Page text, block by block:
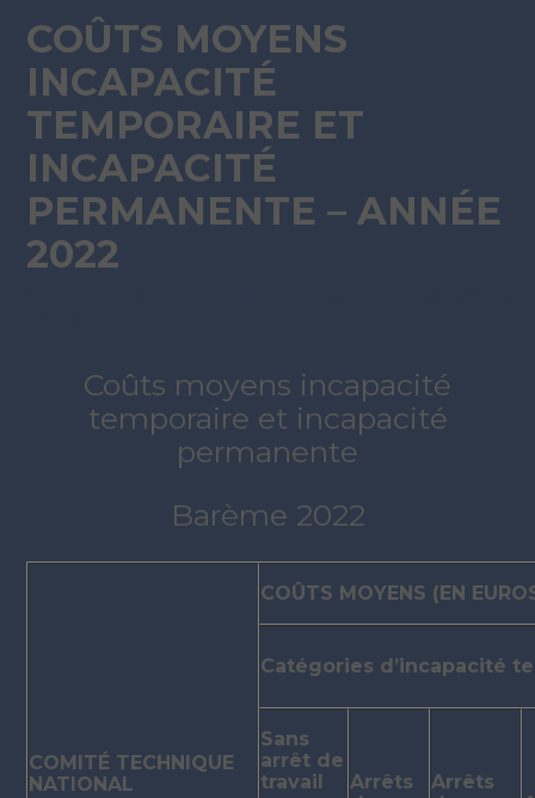
2022
COÛTS MOYENS
INCAPACITÉ
TEMPORAIRE ET
INCAPACITÉ
PERMANENTE – ANNÉE
2022
Coûts moyens incapacité
temporaire et incapacité
permanente
Barème 2022
COMITÉ TECHNIQUE
NATIONAL
COÛTS MOYENS (EN
Catégories d’incapacité
Sans
arrêt de
travail
Arrêts
Arrêts